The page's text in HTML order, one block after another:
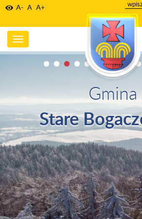
A- A A+
wpisz
szukany
tekst
Toggle
navigation
Gmina
Stare